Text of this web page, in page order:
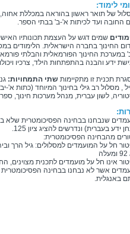
לימוד:
של תואר ראשון בהוראה במכללת
החובה ועד לכיתות א'-ב' בבתי הספר.
שמים דגש על העצמת תכונותיו
החינוך בחברה הישראלית. הלימודים
במערכת החינוך הפורמאלית והבלתי
ידע והבנה בהתפתחות הילד, צרכיו
תכנית זו מתקיימות שתי התמחויות:
, מסלול רב גילי בחינוך המיוחד (כתות
לשון עברית, מנהל מערכות חינוך,
שנבחנו בבחינה הפסיכומטרית שלא
ידע בעברית) ונדרשים להציג ציון 125.
מהבחינה הפסיכומטרית:
חל על המועמדים למסלולים: גיל הרך
אינו חל על מועמדים לתכנית מצוינים,
אשר לא נבחנו בבחינה הפסיכומטרית
באנגלית.